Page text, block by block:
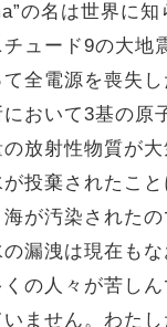
の名は世界に知
ュード9の大地
全電源を喪失
おいて3基の原
放射性物質が大
投棄されたこと
が汚染された
漏洩は現在も
の人々が苦し
ません。わた